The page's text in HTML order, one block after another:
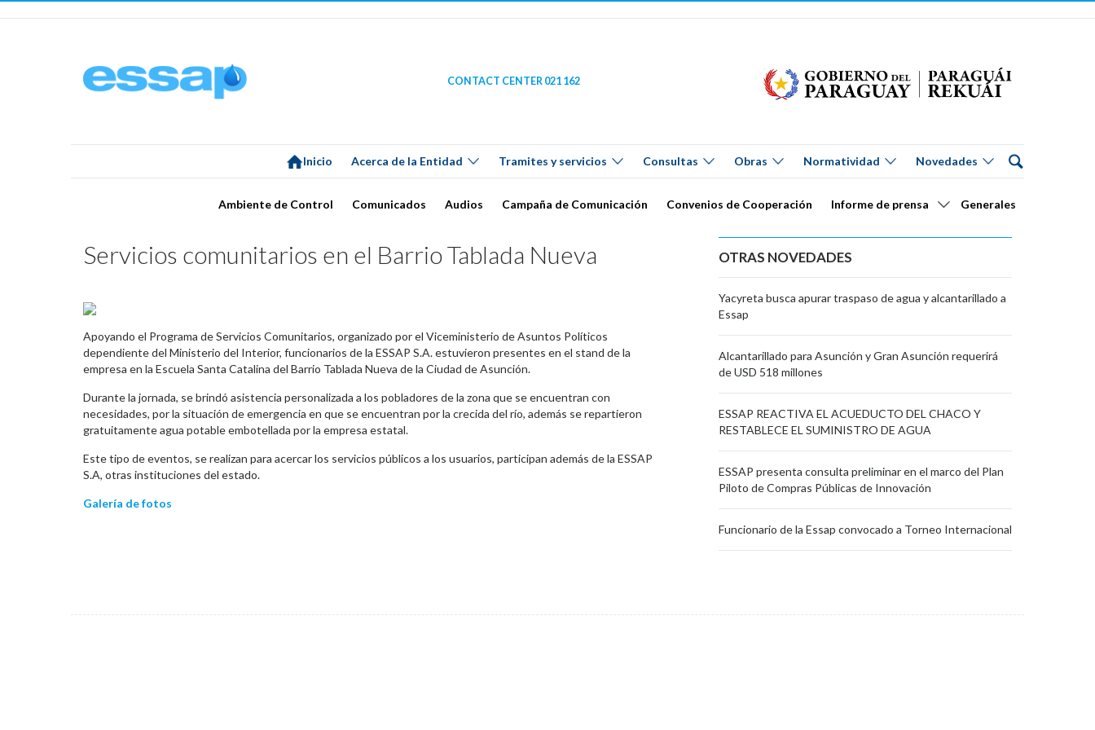
CONTACT CENTER 021 162
Inicio Acerca de la Entidad Tramites y servicios Consultas Obras Normatividad Novedades
Ambiente de Control Comunicados Audios Campaña de Comunicación Convenios de Cooperación Informe de prensa Generales
Servicios comunitarios en el Barrio Tablada Nueva
Apoyando el Programa de Servicios Comunitarios, organizado por el Viceministerio de Asuntos Políticos
dependiente del Ministerio del Interior, funcionarios de la ESSAP S.A. estuvieron presentes en el stand de la
empresa en la Escuela Santa Catalina del Barrio Tablada Nueva de la Ciudad de Asunción.
Durante la jornada, se brindó asistencia personalizada a los pobladores de la zona que se encuentran con
necesidades, por la situación de emergencia en que se encuentran por la crecida del río, además se repartieron
gratuitamente agua potable embotellada por la empresa estatal.
Este tipo de eventos, se realizan para acercar los servicios públicos a los usuarios, participan además de la ESSAP
S.A, otras instituciones del estado.
Galería de fotos
OTRAS NOVEDADES
Yacyreta busca apurar traspaso de agua y alcantarillado a
Essap
Alcantarillado para Asunción y Gran Asunción requerirá
de USD 518 millones
ESSAP REACTIVA EL ACUEDUCTO DEL CHACO Y
RESTABLECE EL SUMINISTRO DE AGUA
ESSAP presenta consulta preliminar en el marco del Plan
Piloto de Compras Públicas de Innovación
Funcionario de la Essap convocado a Torneo Internacional